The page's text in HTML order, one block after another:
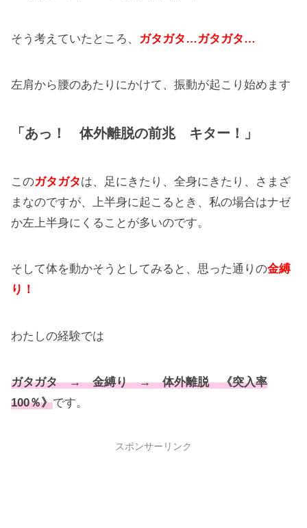
そう考えていたところ、 ガタガタ…ガタガタ…
左肩から腰のあたりにかけて、振動が起こり始めます
「あっ！ 体外離脱の前兆 キター！」
このガタガタは、足にきたり、全身にきたり、さまざ
まなのですが、上半身に起こるとき、私の場合はナゼ
か左上半身にくることが多いのです。
そして体を動かそうとしてみると、思った通りの金縛
り！
わたしの経験では
ガタガタ → 金縛り → 体外離脱 《突入率
100％》です。
スポンサーリンク